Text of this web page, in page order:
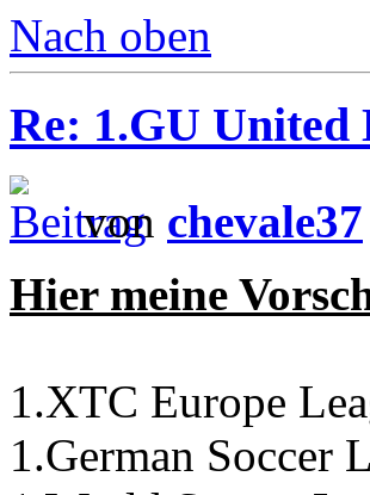
Nach oben
Re: 1.GU United
von chevale37
Hier meine
1.XTC Europe
1.German Soccer